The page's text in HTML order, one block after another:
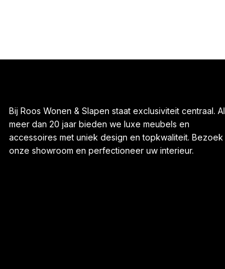
Bij Roos Wonen & Slapen staat exclusiviteit centraal. Al
meer dan 20 jaar bieden we luxe meubels en
accessoires met uniek design en topkwaliteit. Bezoek
onze showroom en perfectioneer uw interieur.